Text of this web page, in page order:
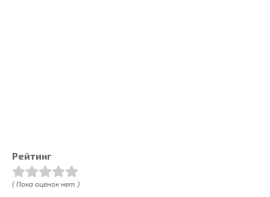
Рейтинг
( Пока оценок нет )